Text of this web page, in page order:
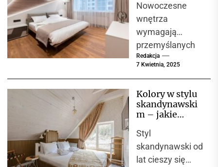
aluminiowymi a
drewnianymi jest
często...
wnętrza?
Przegląd
materiałów i
propozycji
Nowoczesne
wnętrza
wymagają
przemyślanych
rozwiązań, które
wygląd,
funkcjonalność i
Do
najważniejszych
elementów
Redakcja
7 Kwietnia, 2025
Kolory w stylu
skandynawski
m – jakie
dominują i jak
je łączyć?
Styl
skandynawski od
lat cieszy się